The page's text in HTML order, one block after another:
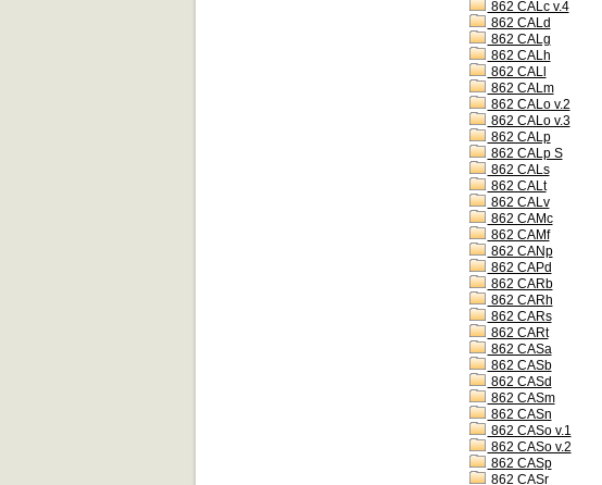
862 CALc v.4
862 CALd
862 CALg
862 CALh
862 CALl
862 CALm
862 CALo v.2
862 CALo v.3
862 CALp
862 CALp S
862 CALs
862 CALt
862 CALv
862 CAMc
862 CAMf
862 CANp
862 CAPd
862 CARb
862 CARh
862 CARs
862 CARt
862 CASa
862 CASb
862 CASd
862 CASm
862 CASn
862 CASo v.1
862 CASo v.2
862 CASp
862 CASr